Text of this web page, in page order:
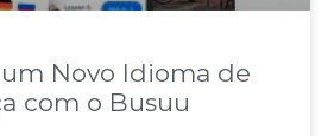
Novo Idioma de
com o Busuu